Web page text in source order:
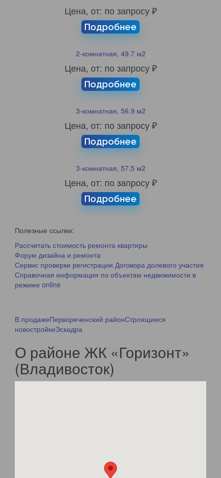
Цена, от: по запросу ₽
Подробнее
2-комнатная, 49.7 м2
Цена, от: по запросу ₽
Подробнее
3-комнатная, 56.9 м2
Цена, от: по запросу ₽
Подробнее
3-комнатная, 57.5 м2
Цена, от: по запросу ₽
Подробнее
Полезные ссылки:
Рассчитать стоимость ремонта квартиры
Форум дизайна и ремонта
Сервис проверки регистрации Договора долевого участия
Справочная информация по объектам недвижимости в
режиме online
В продажеПервореченский районСтроящиеся
новостройкиЭскадра
О районе ЖК «Горизонт»
(Владивосток)